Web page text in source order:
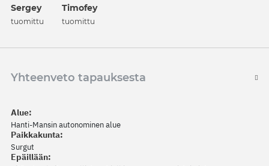
Sergey
tuomittu
Timofey
tuomittu
Yhteenveto tapauksesta
Alue:
Hanti-Mansin autonominen alue
Paikkakunta:
Surgut
Epäillään: